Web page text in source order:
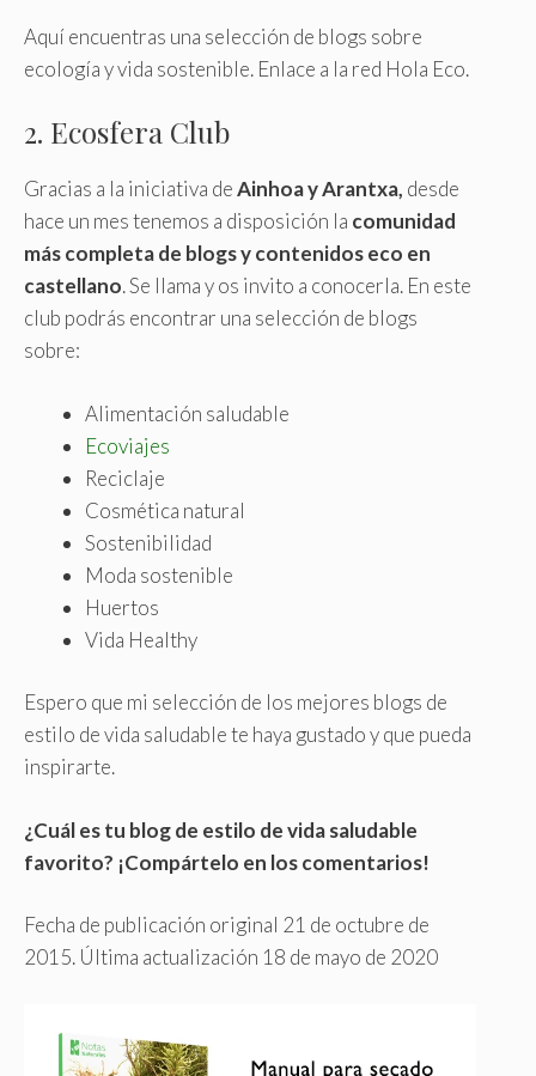
Aquí encuentras una selección de blogs sobre
ecología y vida sostenible. Enlace a la red Hola Eco.
2. Ecosfera Club
Gracias a la iniciativa deAinhoa y Arantxa, desde
hace un mes tenemos a disposición la comunidad
más completa de blogs y contenidos eco en
castellano. Se llama y os invito a conocerla. En este
club podrás encontrar una selección de blogs
sobre:
Alimentación saludable
Ecoviajes
Reciclaje
Cosmética natural
Sostenibilidad
Moda sostenible
Huertos
Vida Healthy
Espero que mi selección de los mejores blogs de
estilo de vida saludable te haya gustado y que pueda
inspirarte.
¿Cuál es tu blog de estilo de vida saludable
favorito? ¡Compártelo en los comentarios!
Fecha de publicación original 21 de octubre de
2015. Última actualización 18 de mayo de 2020